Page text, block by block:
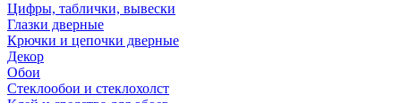
Цифры, таблички, вывески
Глазки дверные
Крючки и цепочки дверные
Декор
Обои
Стеклообои и стеклохолст